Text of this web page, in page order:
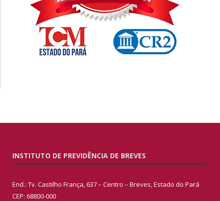
INSTITUTO DE PREVIDÊNCIA DE BREVES
End.: Tv. Castilho França, 637 – Centro – Breves, Estado do Pará
CEP: 68800-000